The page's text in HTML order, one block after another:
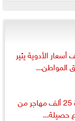
الأدوية يثير
المواطن...
”الداخلية” الإسبانية: إعادة 25 ألف مهاجر من
حصيلة...